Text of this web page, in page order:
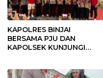
KAPOLRES BINJAI
BERSAMA PJU DAN
KAPOLSEK KUNJUNGI